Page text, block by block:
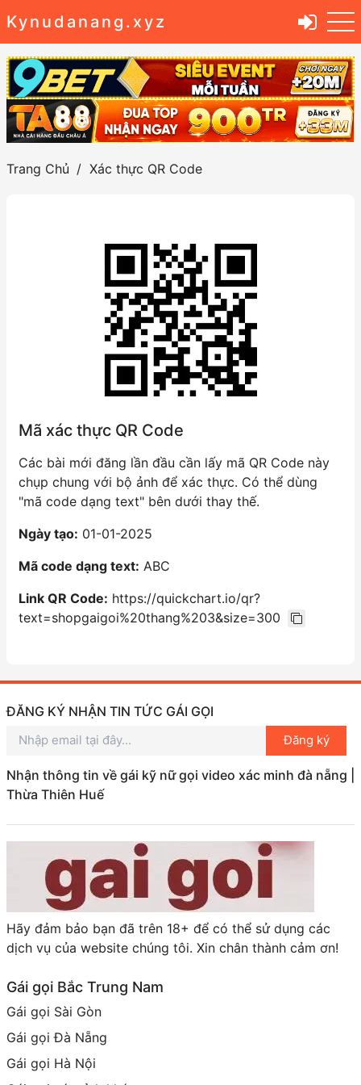
Kynudanang.xyz
Trang Chủ Xác thực QR Code
Mã xác thực QR Code
Các bài mới đăng lần đầu cần lấy mã QR Code này
chụp chung với bộ ảnh để xác thực. Có thể dùng
"mã code dạng text" bên dưới thay thế.
Ngày tạo: 01-01-2025
Mã code dạng text: ABC
Link QR Code: https://quickchart.io/qr?
text=shopgaigoi%20thang%203&size=300
ĐĂNG KÝ NHẬN TIN TỨC GÁI GỌI
Đăng ký
Nhận thông tin về gái kỹ nữ gọi video xác minh đà nẵng |
Thừa Thiên Huế
Hãy đảm bảo bạn đã trên 18+ để có thể sử dụng các
dịch vụ của website chúng tôi. Xin chân thành cảm ơn!
Gái gọi Bắc Trung Nam
Gái gọi Sài Gòn
Gái gọi Đà Nẵng
Gái gọi Hà Nội